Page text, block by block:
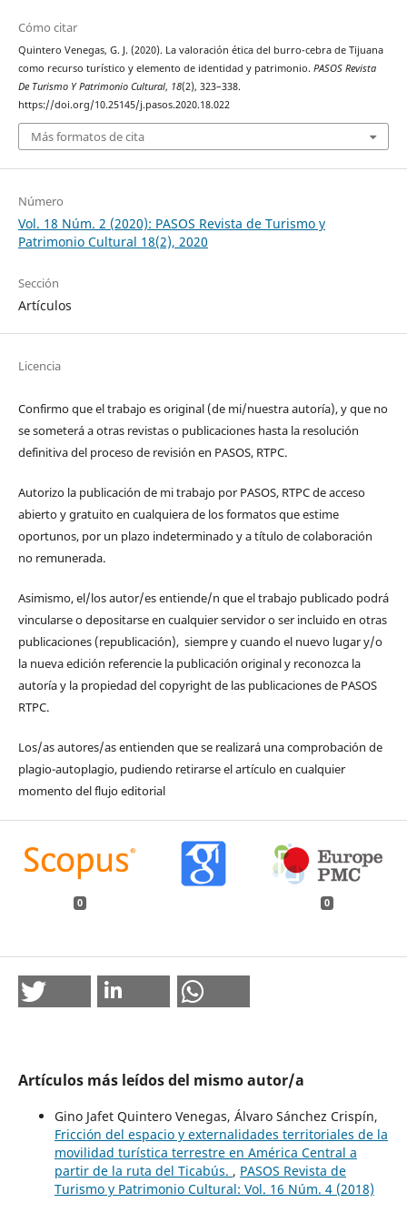
Cómo citar
Quintero Venegas, G. J. (2020). La valoración ética del burro-cebra de Tijuana
como recurso turístico y elemento de identidad y patrimonio. PASOS Revista
De Turismo Y Patrimonio Cultural, 18(2), 323–338.
https://doi.org/10.25145/j.pasos.2020.18.022
Más formatos de cita
Número
Vol. 18 Núm. 2 (2020): PASOS Revista de Turismo y
Patrimonio Cultural 18(2), 2020
Sección
Artículos
Licencia
Confirmo que el trabajo es original (de mi/nuestra autoría), y que no
se someterá a otras revistas o publicaciones hasta la resolución
definitiva del proceso de revisión en PASOS, RTPC.
Autorizo la publicación de mi trabajo por PASOS, RTPC de acceso
abierto y gratuito en cualquiera de los formatos que estime
oportunos, por un plazo indeterminado y a título de colaboración
no remunerada.
Asimismo, el/los autor/es entiende/n que el trabajo publicado podrá
vincularse o depositarse en cualquier servidor o ser incluido en otras
publicaciones (republicación), siempre y cuando el nuevo lugar y/o
la nueva edición referencie la publicación original y reconozca la
autoría y la propiedad del copyright de las publicaciones de PASOS
RTPC.
Los/as autores/as entienden que se realizará una comprobación de
plagio-autoplagio, pudiendo retirarse el artículo en cualquier
momento del flujo editorial
0 0
Artículos más leídos del mismo autor/a
Gino Jafet Quintero Venegas, Álvaro Sánchez Crispín,
Fricción del espacio y externalidades territoriales de la
movilidad turística terrestre en América Central a
partir de la ruta del Ticabús. , PASOS Revista de
Turismo y Patrimonio Cultural: Vol. 16 Núm. 4 (2018)